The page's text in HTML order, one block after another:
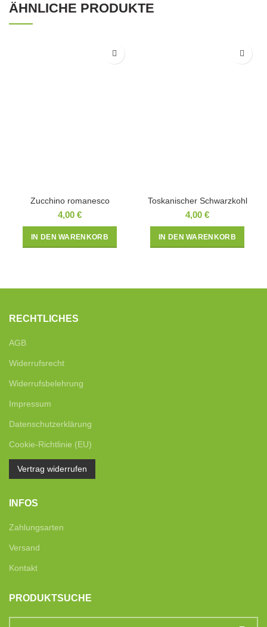
ÄHNLICHE PRODUKTE
Zucchino romanesco
4,00 €
IN DEN WARENKORB
Toskanischer Schwarzkohl
4,00 €
IN DEN WARENKORB
RECHTLICHES
AGB
Widerrufsrecht
Widerrufsbelehrung
Impressum
Datenschutzerklärung
Cookie-Richtlinie (EU)
Vertrag widerrufen
INFOS
Zahlungsarten
Versand
Kontakt
PRODUKTSUCHE